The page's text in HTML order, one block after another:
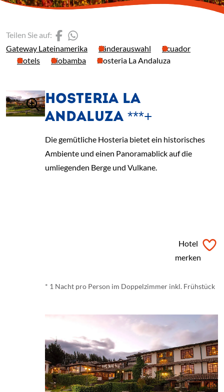
Gateway Lateinamerika Länderauswahl
Ecuador
Hotels
Riobamba Hosteria La Andaluza
Teilen Sie auf: (Link öffnet einen neuen
HOSTERIA LA
ANDALUZA ***+
Die gemütliche Hosteria bietet ein historisches
Ambiente und einen Panoramablick auf die
umliegenden Berge und Vulkane.
Hotel
merken
* 1 Nacht pro Person im Doppelzimmer inkl. Frühstück